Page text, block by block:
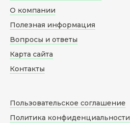
О компании
Полезная информация
Вопросы и ответы
Карта сайта
Контакты
Пользовательское соглашение
Политика конфиденциальности